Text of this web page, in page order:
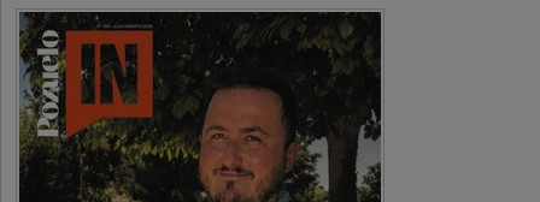
Señora Alcaldesa Ud no ha vivido nunca en Pozuelo , pero yo si desde
hace más de 60 años , …
Pozuelo de Alarcón
Quejas por el deterioro de la
limpieza …
A ver si es posible que haya vivienda para familias con hijos y no